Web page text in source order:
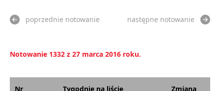
poprzednie notowanie następne notowanie
Notowanie 1332 z 27 marca 2016 roku.
Nr Tygodnie na liście Zmiana